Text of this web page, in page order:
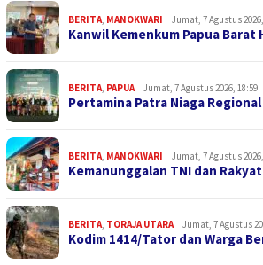
BERITA, MANOKWARI Jumat, 7 Agustus
Kanwil Kemenkum Papua
BERITA, PAPUA Jumat, 7 Agustus 2026, 18:59
Pertamina Patra Niaga
BERITA, MANOKWARI Jumat, 7 Agustus
Kemanunggalan TNI dan
BERITA, TORAJA UTARA Jumat, 7 Agustus
Kodim 1414/Tator dan Warga